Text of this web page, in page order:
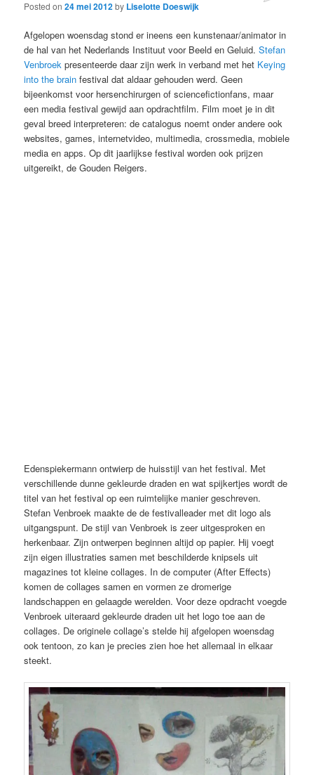
Posted on24 mei 2012by Liselotte Doeswijk
Afgelopen woensdag stond er ineens een kunstenaar/animator in
de hal van het Nederlands Instituut voor Beeld en Geluid.Stefan
Venbroek presenteerde daar zijn werk in verband met het Keying
into the brain festival dat aldaar gehouden werd. Geen
bijeenkomst voor hersenchirurgen of sciencefictionfans, maar
een media festival gewijd aan opdrachtfilm. Film moet je in dit
geval breed interpreteren: de catalogus noemt onder andere ook
websites, games, internetvideo, multimedia, crossmedia, mobiele
media en apps. Op dit jaarlijkse festival worden ook prijzen
uitgereikt, de Gouden Reigers.
Edenspiekermann ontwierp de huisstijl van het festival. Met
verschillende dunne gekleurde draden en wat spijkertjes wordt de
titel van het festival op een ruimtelijke manier geschreven.
Stefan Venbroek maakte de de festivalleader met dit logo als
uitgangspunt. De stijl van Venbroek is zeer uitgesproken en
herkenbaar. Zijn ontwerpen beginnen altijd op papier. Hij voegt
zijn eigen illustraties samen met beschilderde knipsels uit
magazines tot kleine collages. In de computer (After Effects)
komen de collages samen en vormen ze dromerige
landschappen en gelaagde werelden. Voor deze opdracht voegde
Venbroek uiteraard gekleurde draden uit het logo toe aan de
collages. De originele collage’s stelde hij afgelopen woensdag
ook tentoon, zo kan je precies zien hoe het allemaal in elkaar
steekt.